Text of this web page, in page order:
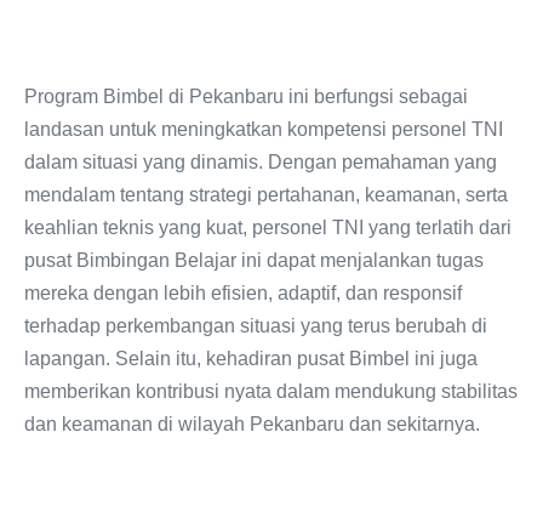
Program Bimbel di Pekanbaru ini berfungsi sebagai
landasan untuk meningkatkan kompetensi personel TNI
dalam situasi yang dinamis. Dengan pemahaman yang
mendalam tentang strategi pertahanan, keamanan, serta
keahlian teknis yang kuat, personel TNI yang terlatih dari
pusat Bimbingan Belajar ini dapat menjalankan tugas
mereka dengan lebih efisien, adaptif, dan responsif
terhadap perkembangan situasi yang terus berubah di
lapangan. Selain itu, kehadiran pusat Bimbel ini juga
memberikan kontribusi nyata dalam mendukung stabilitas
dan keamanan di wilayah Pekanbaru dan sekitarnya.